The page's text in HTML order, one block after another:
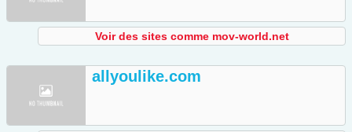
Voir des sites comme mov-world.net
allyoulike.com